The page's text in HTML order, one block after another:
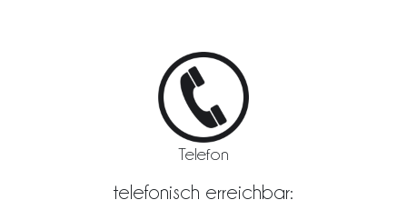
Telefon
telefonisch erreichbar: